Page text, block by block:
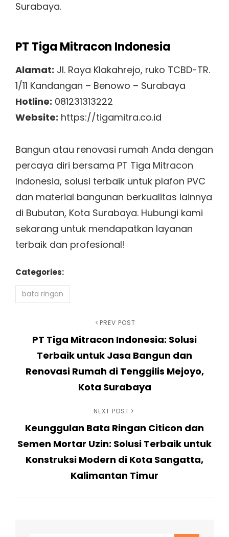
Surabaya.
PT Tiga Mitracon Indonesia
Alamat: Jl. Raya Klakahrejo, ruko TCBD-TR.
1/11 Kandangan – Benowo – Surabaya
Hotline: 081231313222
Website: https://tigamitra.co.id
Bangun atau renovasi rumah Anda dengan
percaya diri bersama PT Tiga Mitracon
Indonesia, solusi terbaik untuk plafon PVC
dan material bangunan berkualitas lainnya
di Bubutan, Kota Surabaya. Hubungi kami
sekarang untuk mendapatkan layanan
terbaik dan profesional!
Categories:
bata ringan
pos
Post
PREV POST
PT Tiga Mitracon Indonesia: Solusi
Terbaik untuk Jasa Bangun dan
Renovasi Rumah di Tenggilis Mejoyo,
Kota Surabaya
Post
NEXT POST
Keunggulan Bata Ringan Citicon dan
Semen Mortar Uzin: Solusi Terbaik untuk
Konstruksi Modern di Kota Sangatta,
Kalimantan Timur